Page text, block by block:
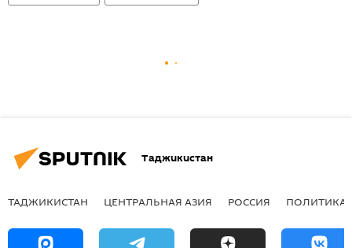
Таджикистан
ТАДЖИКИСТАН ЦЕНТРАЛЬНАЯ АЗИЯ РОССИЯ ПОЛИТИКА